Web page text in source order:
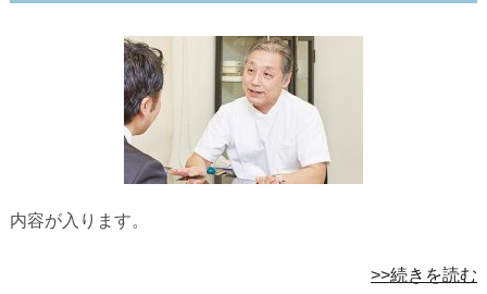
内容が入ります。
>>続きを読む